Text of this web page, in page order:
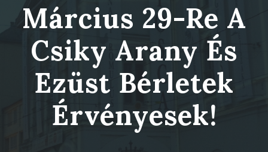
Március 29-Re A
Csiky Arany És
Ezüst Bérletek
Érvényesek!